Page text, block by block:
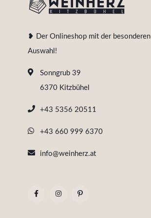
❥ Der Onlineshop mit der besonderen
Auswahl!
Sonngrub 39
6370 Kitzbühel
+43 5356 20511
+43 660 999 6370
info@weinherz.at